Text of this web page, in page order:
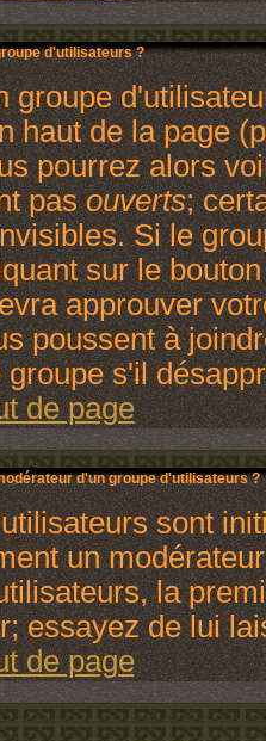
d'utilisateurs ?
groupe
haut de la page
pourrez alors
pasouverts;
Si le
sur le
approuver
poussent à
s'il
de page
d'un groupe d'utilisateurs ?
sont
un
la
essayez de lui
de page